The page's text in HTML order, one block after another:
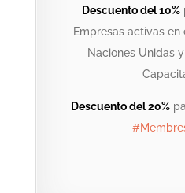
Descuento del 10%
Empresas activas
Naciones Unidas
Descuento del 20%